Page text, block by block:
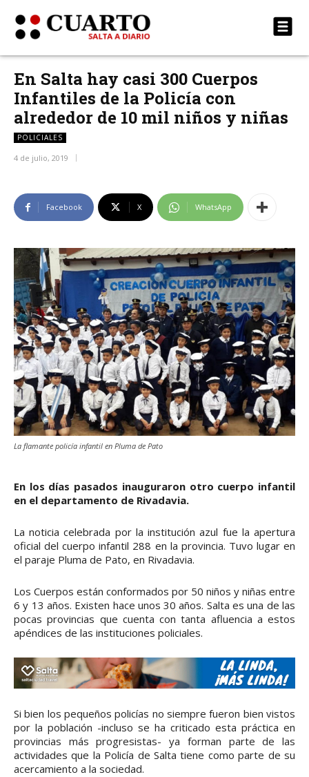
En Salta hay casi 300 Cuerpos
Infantiles de la Policía con
alrededor de 10 mil niños y niñas
POLICIALES
4 de julio, 2019
Facebook X WhatsApp
La flamante policía infantil en Pluma de Pato
En los días pasados inauguraron otro cuerpo infantil
en el departamento de Rivadavia.
La noticia celebrada por la institución azul fue la apertura
oficial del cuerpo infantil 288 en la provincia. Tuvo lugar en
el paraje Pluma de Pato, en Rivadavia.
Los Cuerpos están conformados por 50 niños y niñas entre
6 y 13 años. Existen hace unos 30 años. Salta es una de las
pocas provincias que cuenta con tanta afluencia a estos
apéndices de las instituciones policiales.
Si bien los pequeños policías no siempre fueron bien vistos
por la población -incluso se ha criticado esta práctica en
provincias más progresistas- ya forman parte de las
actividades que la Policía de Salta tiene como parte de su
acercamiento a la sociedad.